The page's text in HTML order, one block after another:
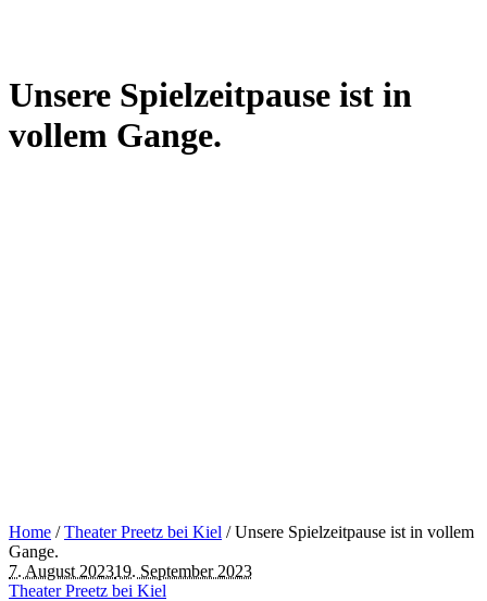
Unsere Spielzeitpause ist in
vollem Gange.
Home /Theater Preetz bei Kiel /Unsere Spielzeitpause ist in vollem
Gange.
7. August 202319. September 2023
Theater Preetz bei Kiel